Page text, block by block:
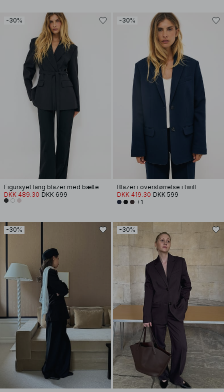
-30%
Figursyet lang blazer med bælte
DKK 489.30 DKK 699
-30%
Blazer i overstørrelse i twill
DKK 419.30 DKK 599
+1
-30% -30%